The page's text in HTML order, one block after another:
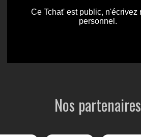
Nos partenaires